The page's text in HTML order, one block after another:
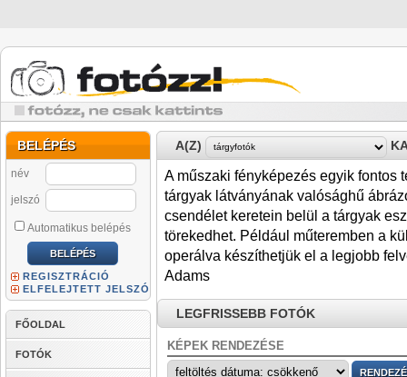
BELÉPÉS
név
jelszó
Automatikus belépés
REGISZTRÁCIÓ
ELFELEJTETT JELSZÓ
FŐOLDAL
FOTÓK
A(Z)
A műszaki fényképezés egyik fontos
tárgyak látványának valósághű
csendélet keretein belül a tárgyak
törekedhet. Például műteremben a
operálva készíthetjük el a legjobb
Adams
LEGFRISSEBB FOTÓK
KÉPEK RENDEZÉSE